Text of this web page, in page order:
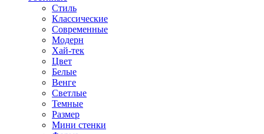
Стиль
Классические
Современные
Модерн
Хай-тек
Цвет
Белые
Венге
Светлые
Темные
Размер
Мини стенки